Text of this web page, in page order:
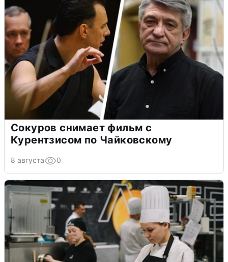
Сокуров снимает фильм с
Курентзисом по Чайковскому
8 августа 0